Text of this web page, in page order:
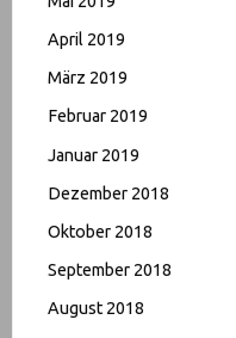
April 2019
März 2019
Februar 2019
Januar 2019
Dezember 2018
Oktober 2018
September 2018
August 2018